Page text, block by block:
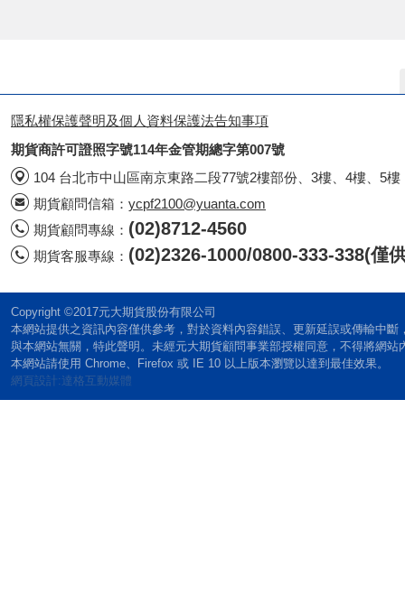
隱私權保護聲明及個人資料保護法告知事項
期貨商許可證照字號114年金管期總字第007號
104 台北市中山區南京東路二段77號2樓部份、3樓、4樓、5樓
期貨顧問信箱： ycpf2100@yuanta.com
期貨顧問專線： (02)8712-4560
期貨客服專線： (02)2326-1000/0800-333-338(僅
Copyright ©2017元大期貨股份有限公司
本網站提供之資訊內容僅供參考，對於資料內容錯誤、更新延誤或傳輸中
與本網站無關，特此聲明。未經元大期貨顧問事業部授權同意，不得將網站
本網站請使用 Chrome、Firefox 或 IE 10 以上版本瀏覽以達到最佳效果。
網頁設計:達格互動媒體